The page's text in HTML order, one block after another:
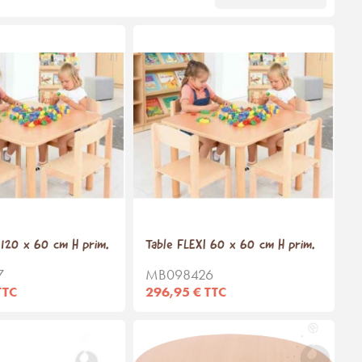
120 x 60 cm H prim. Table FLEXI 60 x 60 cm H prim.
MB098426
296,95 € TTC